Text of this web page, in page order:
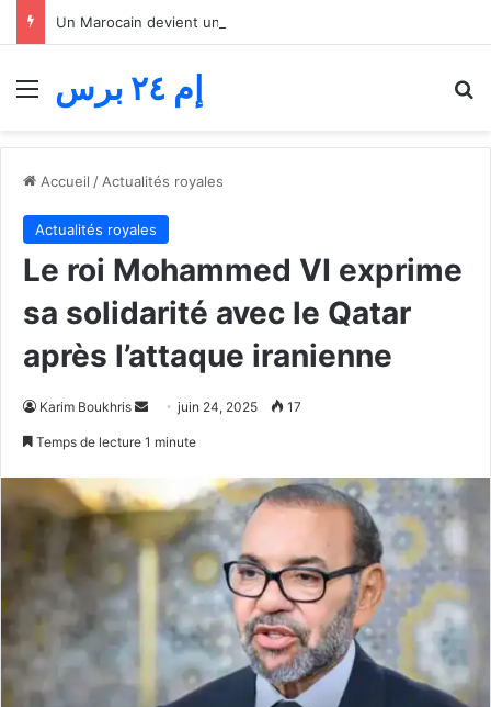
Menu إم ٢٤ برس
Accueil / Actualités royales
Actualités royales
Le roi Mohammed VI exprime
sa solidarité avec le Qatar
après l’attaque iranienne
Karim Boukhris
Envoyerjuin 24, 2025 17
Temps de lecture 1 minute